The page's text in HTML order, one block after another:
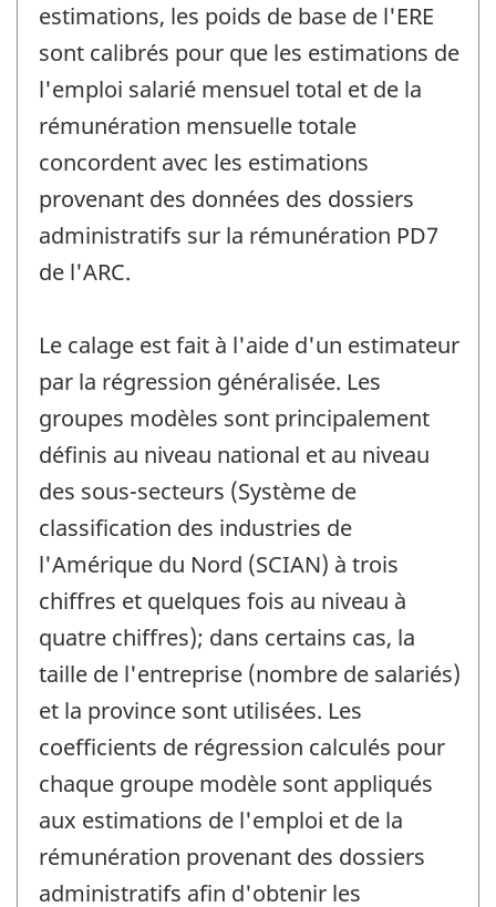
estimations, les poids de base de l'ERE
sont calibrés pour que les estimations de
l'emploi salarié mensuel total et de la
rémunération mensuelle totale
concordent avec les estimations
provenant des données des dossiers
administratifs sur la rémunération PD7
de l'ARC.
Le calage est fait à l'aide d'un estimateur
par la régression généralisée. Les
groupes modèles sont principalement
définis au niveau national et au niveau
des sous-secteurs (Système de
classification des industries de
l'Amérique du Nord (SCIAN) à trois
chiffres et quelques fois au niveau à
quatre chiffres); dans certains cas, la
taille de l'entreprise (nombre de salariés)
et la province sont utilisées. Les
coefficients de régression calculés pour
chaque groupe modèle sont appliqués
aux estimations de l'emploi et de la
rémunération provenant des dossiers
administratifs afin d'obtenir les